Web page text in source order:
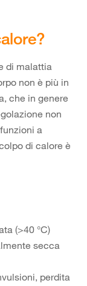
di malattia
non è più in
che in genere
non
a
di calore è
(>40 °C)
secca
perdita